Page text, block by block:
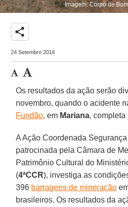
Imagem: Corpo de
share
24 Setembro 2016
Os resultados da ação serão
novembro, quando o acidente
Fundão, em Mariana, completa
A Ação Coordenada
patrocinada pela Câmara de
Patrimônio Cultural do
(4ªCCR), investiga as
396 barragens de mineração
brasileiros. Os resultados da